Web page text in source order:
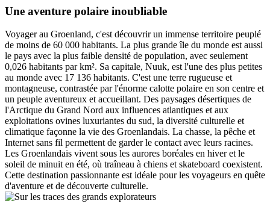
Une aventure polaire inoubliable
Voyager au Groenland, c'est découvrir un immense territoire peuplé
de moins de 60 000 habitants. La plus grande île du monde est aussi
le pays avec la plus faible densité de population, avec seulement
0,026 habitants par km². Sa capitale, Nuuk, est l'une des plus petites
au monde avec 17 136 habitants. C'est une terre rugueuse et
montagneuse, contrastée par l'énorme calotte polaire en son centre et
un peuple aventureux et accueillant. Des paysages désertiques de
l'Arctique du Grand Nord aux influences atlantiques et aux
exploitations ovines luxuriantes du sud, la diversité culturelle et
climatique façonne la vie des Groenlandais. La chasse, la pêche et
Internet sans fil permettent de garder le contact avec leurs racines.
Les Groenlandais vivent sous les aurores boréales en hiver et le
soleil de minuit en été, où traîneau à chiens et skateboard coexistent.
Cette destination passionnante est idéale pour les voyageurs en quête
d'aventure et de découverte culturelle.